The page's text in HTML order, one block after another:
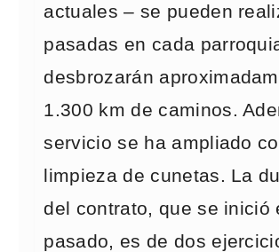
actuales – se pueden
pasadas en cada
desbrozarán
1.300 km de caminos.
servicio se ha ampliado
limpieza de cunetas. La
del contrato, que se inició
pasado, es de dos